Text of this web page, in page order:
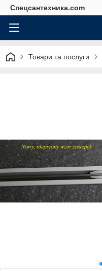
Спецсантехника.com
Товари та послуги